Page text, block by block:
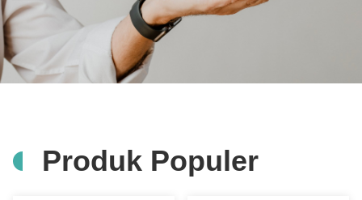
Produk Populer